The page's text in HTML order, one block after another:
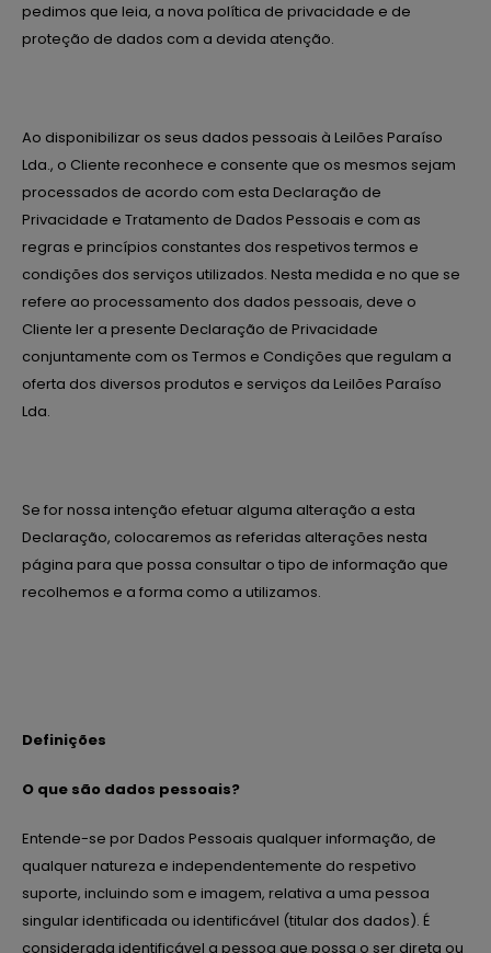
pedimos que leia, a nova política de privacidade e de
proteção de dados com a devida atenção.
Ao disponibilizar os seus dados pessoais à Leilões Paraíso
Lda., o Cliente reconhece e consente que os mesmos sejam
processados de acordo com esta Declaração de
Privacidade e Tratamento de Dados Pessoais e com as
regras e princípios constantes dos respetivos termos e
condições dos serviços utilizados. Nesta medida e no que se
refere ao processamento dos dados pessoais, deve o
Cliente ler a presente Declaração de Privacidade
conjuntamente com os Termos e Condições que regulam a
oferta dos diversos produtos e serviços da Leilões Paraíso
Lda.
Se for nossa intenção efetuar alguma alteração a esta
Declaração, colocaremos as referidas alterações nesta
página para que possa consultar o tipo de informação que
recolhemos e a forma como a utilizamos.
Definições
O que são dados pessoais?
Entende-se por Dados Pessoais qualquer informação, de
qualquer natureza e independentemente do respetivo
suporte, incluindo som e imagem, relativa a uma pessoa
singular identificada ou identificável (titular dos dados). É
considerada identificável a pessoa que possa o ser direta ou